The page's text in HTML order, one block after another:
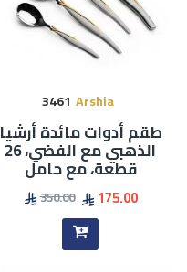
Arshia
3461
طقم أدوات مائدة أرشيا
الذهبي مع الفضي، 26
قطعة، مع حامل
175.00
350.00